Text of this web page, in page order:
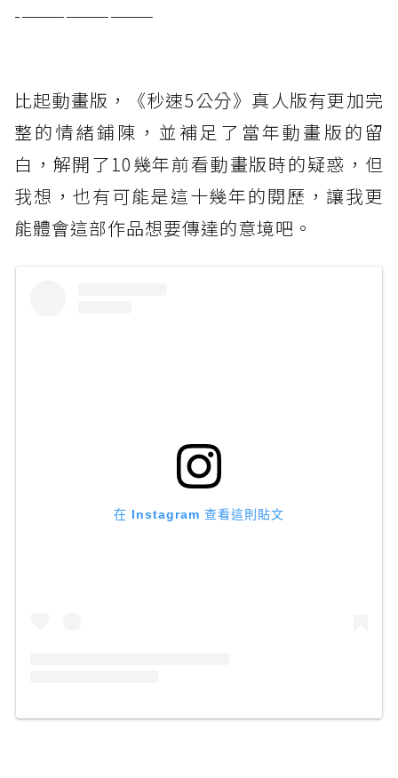
-—————————
比起動畫版，《秒速5公分》真人版有更加完
整的情緒鋪陳，並補足了當年動畫版的留
白，解開了10幾年前看動畫版時的疑惑，但
我想，也有可能是這十幾年的閱歷，讓我更
能體會這部作品想要傳達的意境吧。
在 Instagram 查看這則貼文